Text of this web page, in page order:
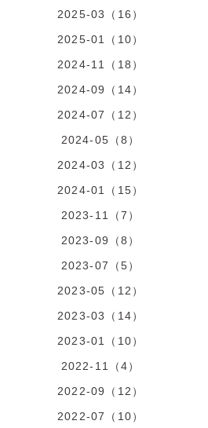
2025-03（16）
2025-01（10）
2024-11（18）
2024-09（14）
2024-07（12）
2024-05（8）
2024-03（12）
2024-01（15）
2023-11（7）
2023-09（8）
2023-07（5）
2023-05（12）
2023-03（14）
2023-01（10）
2022-11（4）
2022-09（12）
2022-07（10）